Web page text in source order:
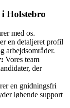
Holstebro
med os.
en detaljeret profil
arbejdsområder.
Vores team
der
en gnidningsfri
løbende support